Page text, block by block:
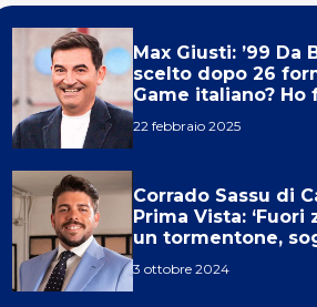
Max Giusti: ’99 Da
scelto dopo 26
Game italiano? Ho
22 febbraio 2025
Corrado Sassu di
Prima Vista: ‘Fuori
un tormentone,
3 ottobre 2024